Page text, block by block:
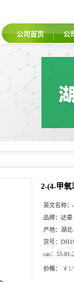
公司首页 公
2-(4-甲
英文名称：
品牌： 达豪
产地： 湖北
货号：
cas： 55-81-
价格： ￥